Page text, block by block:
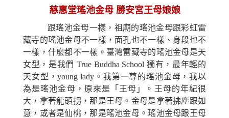
慈惠堂瑤池金母 勝安宮王母娘娘
跟瑤池金母一樣，祖廟的瑤池金母跟彩虹雷
藏寺的瑤池金母不一樣，面孔也不一樣、身段也不
一樣，什麼都不一樣。臺灣雷藏寺的瑤池金母是天
女型，是我們 True Buddha School 獨有，最年輕的
天女型，young lady。我第一尊的瑤池金母，我以
為是瑤池金母，原來是「王母」。王母的年紀很
大，拿著龍頭拐，那是王母。金母是拿著拂塵跟如
意，或者是仙桃，那是瑤池金母。瑤池金母跟王母